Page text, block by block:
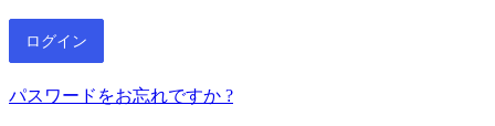
パスワードをお忘れですか ?